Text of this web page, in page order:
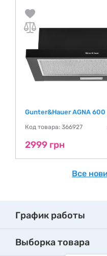
Gunter&Hauer AGNA 600
Код товара: 366927
2999 грн
Все
График работы
Выборка товара